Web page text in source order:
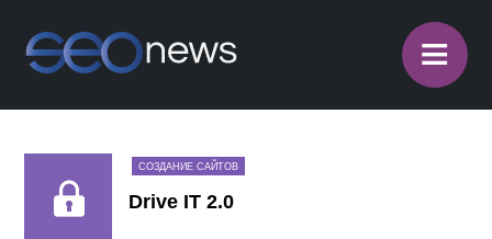
≡
СОЗДАНИЕ САЙТОВ
Drive IT 2.0